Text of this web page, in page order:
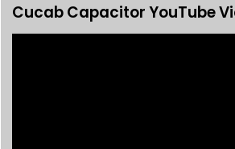
Cucab Capacitor YouTube